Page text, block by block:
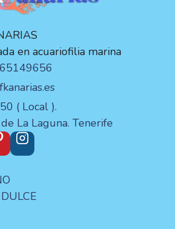
en acuariofilia marina
( Local ).
La Laguna. Tenerife